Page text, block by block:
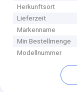
Herkunftsort
Lieferzeit
Markenname
Min Bestellmenge
Modellnummer